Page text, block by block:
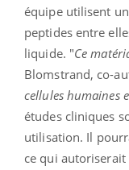
équipe utilisent
peptides entre
liquide. "Ce
Blomstrand, co-
cellules humaines
études cliniques
utilisation. Il
ce qui autoriserait